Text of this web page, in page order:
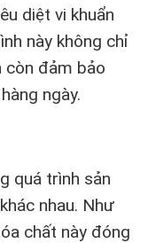
diệt vi khuẩn
này không chỉ
còn đảm bảo
ngày.
quá trình sản
nhau. Như
chất này đóng